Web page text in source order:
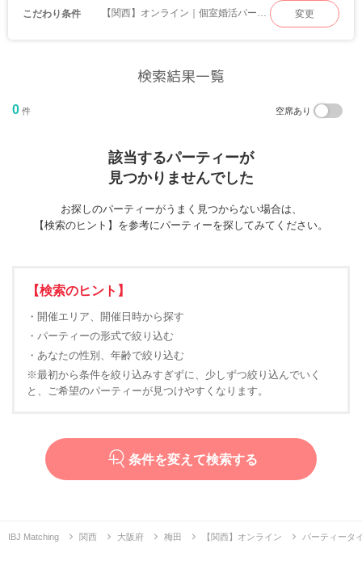
こだわり条件 【関西】オンライン｜個室婚活パーティー 変更
検索結果一覧
0 件 空席あり
該当するパーティーが
見つかりませんでした
お探しのパーティーがうまく見つからない場合は、
【検索のヒント】を参考にパーティーを探してみてください。
【検索のヒント】
・開催エリア、開催日時から探す
・パーティーの形式で絞り込む
・あなたの性別、年齢で絞り込む
※最初から条件を絞り込みすぎずに、少しずつ絞り込んでいく
と、ご希望のパーティーが見つけやすくなります。
条件を変えて検索する
IBJ Matching 関西 大阪府 梅田 【関西】オンライン パーティータ